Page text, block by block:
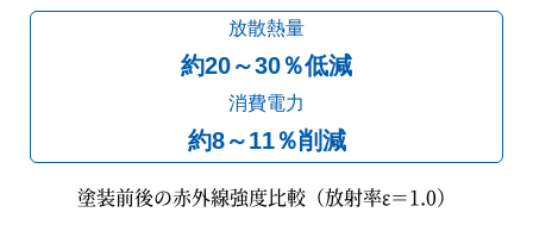
放散熱量
約20～30％低減
消費電力
約8～11％削減
塗装前後の赤外線強度比較（放射率ε＝1.0）